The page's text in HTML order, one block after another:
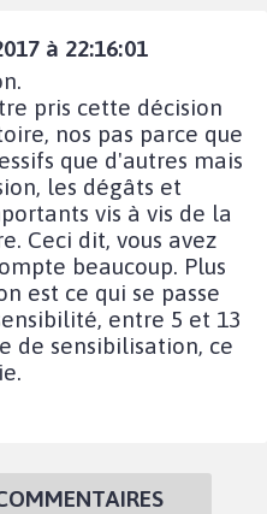
à 22:16:01
pris cette décision
nos pas parce que
que d'autres mais
les dégâts et
vis à vis de la
Ceci dit, vous avez
beaucoup. Plus
est ce qui se passe
entre 5 et 13
de sensibilisation, ce